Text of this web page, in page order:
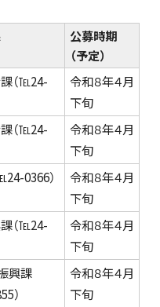
公募時期
（予定）
（℡24-
令和８年４月
下旬
（℡24-
令和８年４月
下旬
0366）
令和８年４月
下旬
（℡24-
令和８年４月
下旬
興課
）
令和８年４月
下旬